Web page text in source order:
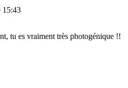
15:43
tu es vraiment très photogénique !!